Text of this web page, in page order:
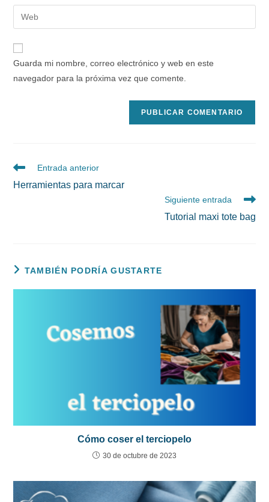
de
usuario
para
comentar
dirección
de
electrónico
para
comentar
Introduce
la
URL
Guarda mi nombre, correo electrónico y web en este
navegador para la próxima vez que comente.
Leer
artículos
Entrada anterior
Herramientas para marcar
Siguiente entrada
Tutorial maxi tote bag
TAMBIÉN PODRÍA GUSTARTE
Cómo coser el terciopelo
30 de octubre de 2023